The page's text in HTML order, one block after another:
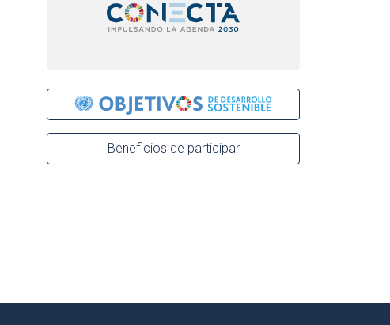
Beneficios de participar